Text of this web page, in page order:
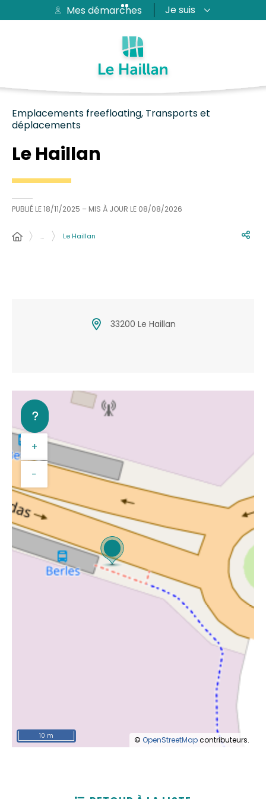
Aide et accessibilité
Passer au menu
Passer au contenuMes démarches Je suis
Emplacements freefloating, Transports et
déplacements
Le Haillan
PUBLIÉ LE18/11/2025 – MIS À JOUR LE 08/08/2026
… Le Haillan
33200 Le Haillan
+
−
© OpenStreetMapcontributeurs.
10 m